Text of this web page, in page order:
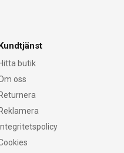
Hitta butik
oss
Returnera
Reklamera
Integritetspolicy